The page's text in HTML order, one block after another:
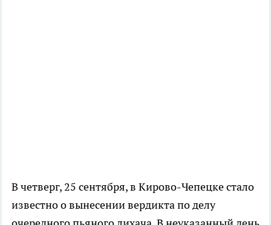
В четверг, 25 сентября, в Кирово-Чепецке стало
известно о вынесении вердикта по делу